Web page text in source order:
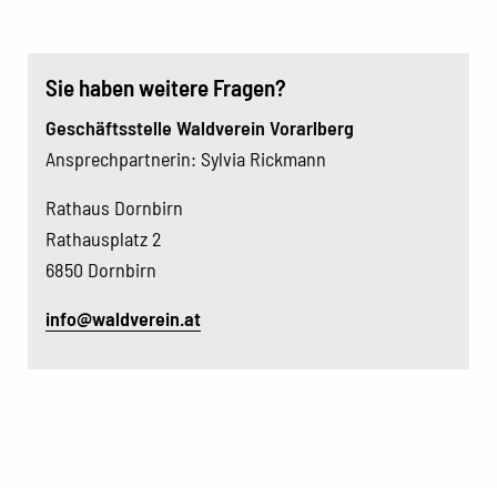
Sie haben weitere Fragen?
Geschäftsstelle Waldverein Vorarlberg
Ansprechpartnerin: Sylvia Rickmann
Rathaus Dornbirn
Rathausplatz 2
6850 Dornbirn
info@waldverein.at